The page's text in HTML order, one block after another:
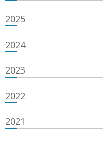
2025
2024
2023
2022
2021